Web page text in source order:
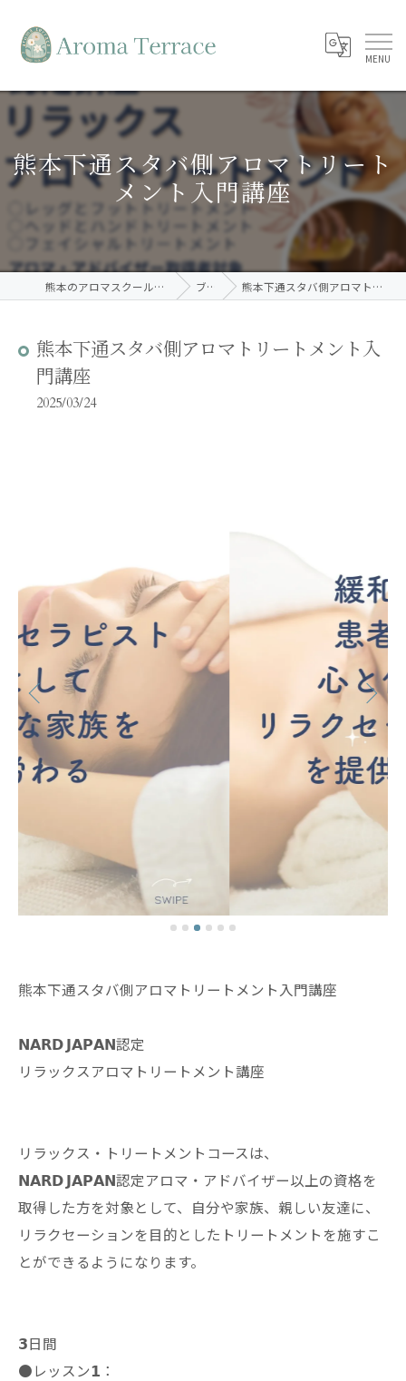
熊本下通スタバ側アロマトリート
メント入門講座
熊本のアロマスクールならAroma Terrace ブログ 熊本下通スタバ側アロマトリートメント入門講座
熊本下通スタバ側アロマトリートメント入
門講座
2025/03/24
熊本下通スタバ側アロマトリートメント入門講座
𝗡𝗔𝗥𝗗 𝗝𝗔𝗣𝗔𝗡認定
リラックスアロマトリートメント講座
リラックス・トリートメントコースは、
𝗡𝗔𝗥𝗗 𝗝𝗔𝗣𝗔𝗡認定アロマ・アドバイザー以上の資格を
取得した方を対象として、自分や家族、親しい友達に、
リラクセーションを目的としたトリートメントを施すこ
とができるようになります。
𝟯日間
●レッスン𝟭：